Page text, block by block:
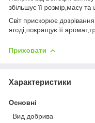
збільшує її розмір,масу та
Світ прискорює дозрівання
ягоді,покращує її
Приховати
Характеристики
Основні
Вид добрива